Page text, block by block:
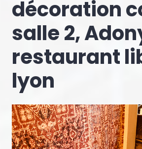
décoration
salle 2,
restaurant
lyon